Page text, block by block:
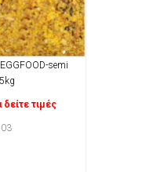
semi
δείτε τιμές